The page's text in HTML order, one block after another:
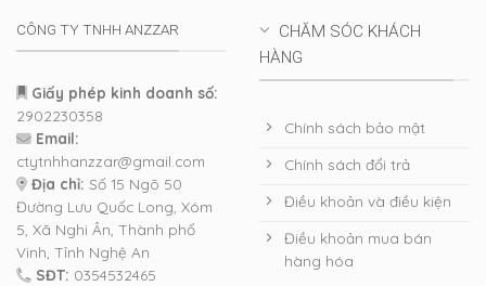
biến
thể.
chọn
có
thể
được
chọn
trên
trang
sản
phẩm
Các
tùy
được
trên
sản
phẩm
CÔNG TY TNHH ANZZAR
Giấy phép kinh doanh số:
2902230358
Email:
ctytnhhanzzar@gmail.com
Địa chỉ: Số 15 Ngõ 50
Đường Lưu Quốc Long, Xóm
5, Xã Nghi Ân, Thành phố
Vinh, Tỉnh Nghệ An
SĐT: 0354532465
CHĂM SÓC KHÁCH
HÀNG
Chính sách bảo mật
Chính sách đổi trả
Điều khoản và điều kiện
Điều khoản mua bán
hàng hóa